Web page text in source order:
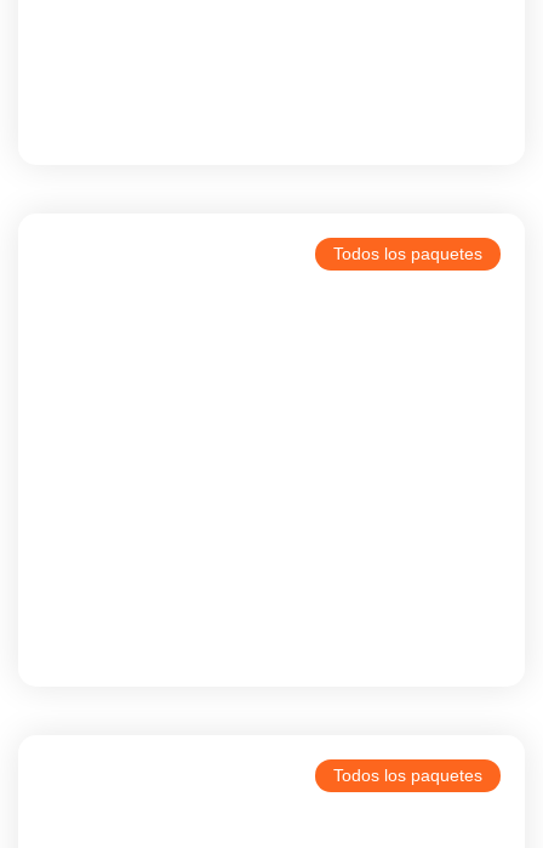
Todos los paquetes
Todos los paquetes